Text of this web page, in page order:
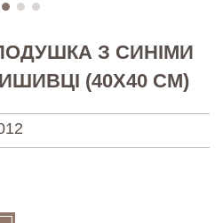
З СИНІМИ
(40Х40 СМ)